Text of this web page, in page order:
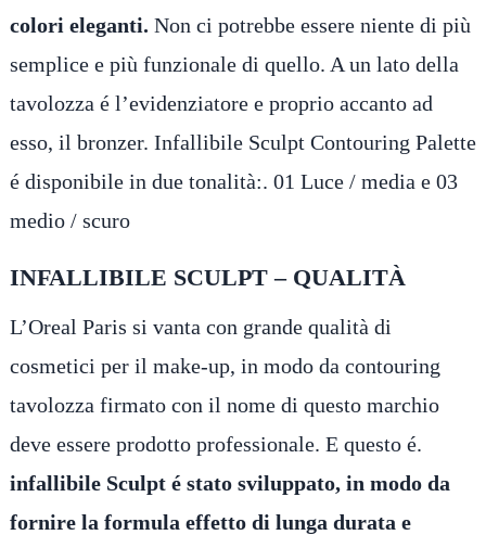
colori eleganti. Non ci potrebbe essere niente di più
semplice e più funzionale di quello. A un lato della
tavolozza é l’evidenziatore e proprio accanto ad
esso, il bronzer. Infallibile Sculpt Contouring Palette
é disponibile in due tonalità:. 01 Luce / media e 03
medio / scuro
INFALLIBILE SCULPT – QUALITÀ
L’Oreal Paris si vanta con grande qualità di
cosmetici per il make-up, in modo da contouring
tavolozza firmato con il nome di questo marchio
deve essere prodotto professionale. E questo é.
infallibile Sculpt é stato sviluppato, in modo da
fornire la formula effetto di lunga durata e